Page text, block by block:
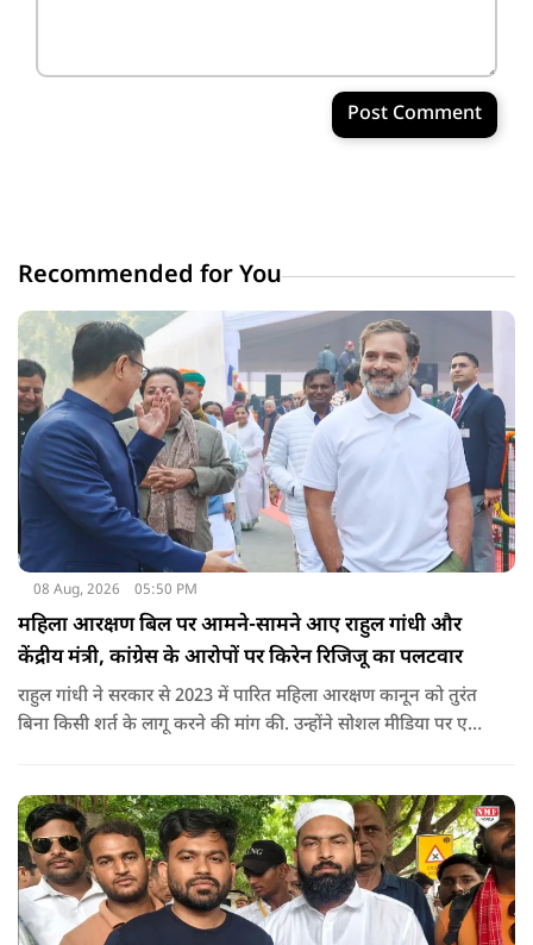
Post Comment
Recommended for You
08 Aug, 2026 05:50 PM
महिला आरक्षण बिल पर आमने-सामने आए राहुल गांधी और
केंद्रीय मंत्री, कांग्रेस के आरोपों पर किरेन रिजिजू का पलटवार
राहुल गांधी ने सरकार से 2023 में पारित महिला आरक्षण कानून को तुरंत
बिना किसी शर्त के लागू करने की मांग की. उन्होंने सोशल मीडिया पर एक